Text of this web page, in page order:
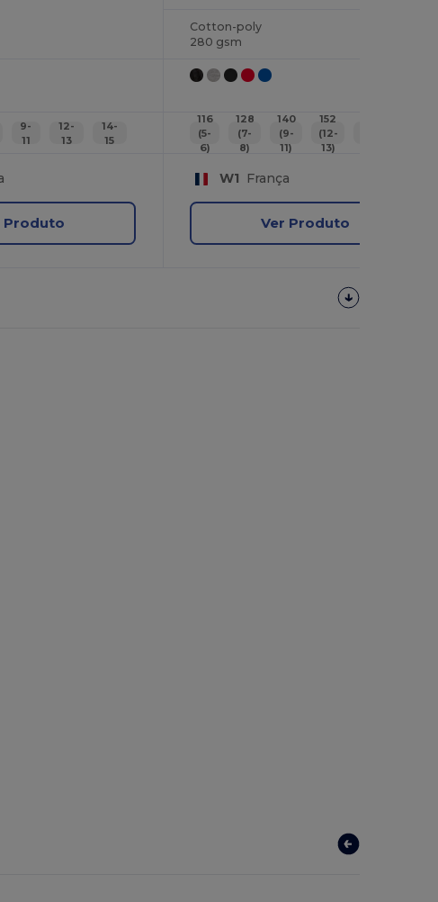
9-
11
12-
13
14-
15
Produto
Cotton-poly
280 gsm
116
(5-
6)
128
(7-
8)
140
(9-
11)
152
(12-
13)
W1 França
Ver Produto